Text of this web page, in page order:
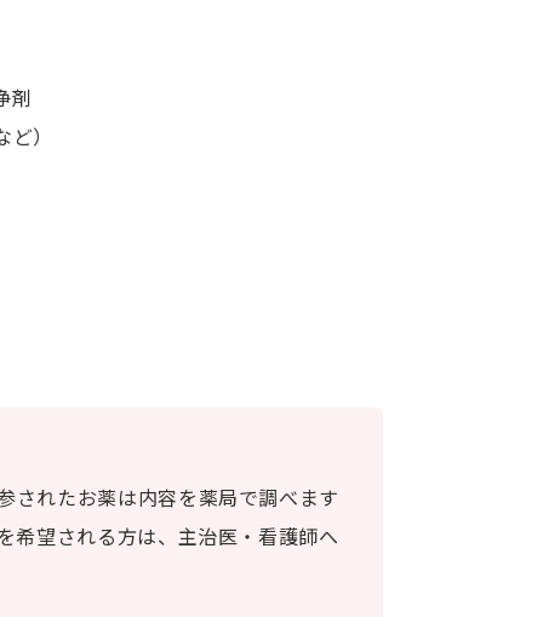
剤
）
されたお薬は内容を薬局で調べます
希望される方は、主治医・看護師へ